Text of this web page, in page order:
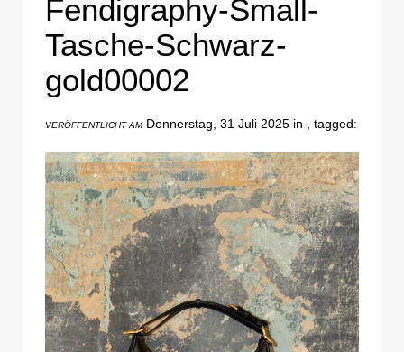
Fendigraphy-Small-
Tasche-Schwarz-
gold00002
VERÖFFENTLICHT AMDonnerstag, 31 Juli 2025 in , tagged: